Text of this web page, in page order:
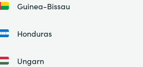
Guinea-Bissau
Honduras
Ungarn